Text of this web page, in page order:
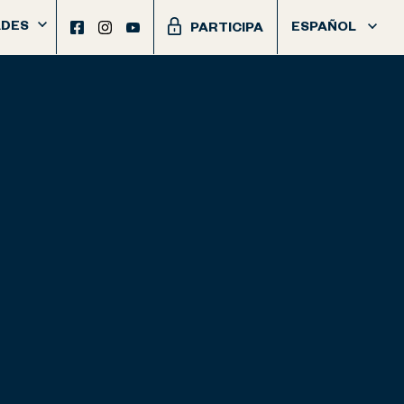
PARTICIPA ESPAÑOL